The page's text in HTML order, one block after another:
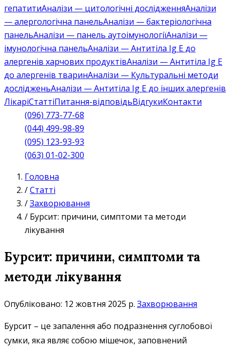
гепатитиАналізи — цитологічні дослідженняАналізи
— алергологічна панельАналізи — бактеріологічна
панельАналізи — панель аутоімунологіїАналізи —
імунологічна панельАналізи — Антитіла Ig E до
алергенів харчових продуктівАналізи — Антитіла Ig E
до алергенів тваринАналізи — Культуральні методи
дослідженьАналізи — Антитіла Ig E до інших алергенів
ЛікаріСтаттіПитання-відповідьВідгукиКонтакти
(096) 773-77-68
(044) 499-98-89
(095) 123-93-93
(063) 01-02-300
Головна
/Статті
/Захворювання
/ Бурсит: причини, симптоми та методи
лікування
Бурсит: причини, симптоми та
методи лікування
Опубліковано: 12 жовтня 2025 р. Захворювання
Бурсит – це запалення або подразнення суглобової
сумки, яка являє собою мішечок, заповнений